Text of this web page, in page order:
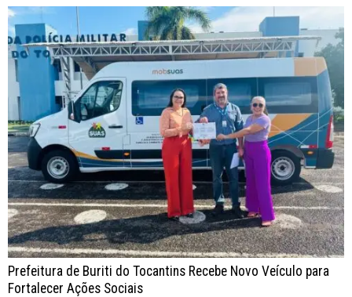
Prefeitura de Buriti do Tocantins Recebe Novo Veículo para
Fortalecer Ações Sociais